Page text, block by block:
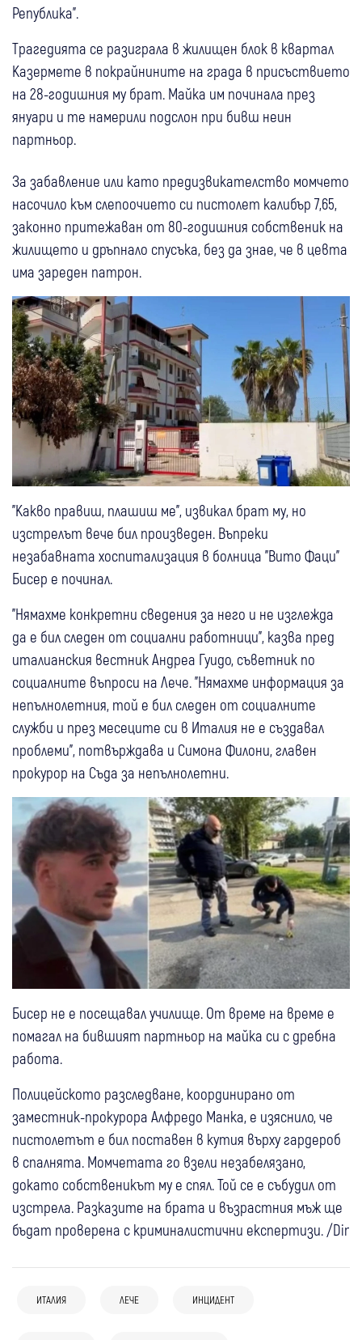
Република".
Трагедията се разиграла в жилищен блок в квартал
Казермете в покрайнините на града в присъствието
на 28-годишния му брат. Майка им починала през
януари и те намерили подслон при бивш неин
партньор.
За забавление или като предизвикателство момчето
насочило към слепоочието си пистолет калибър 7,65,
законно притежаван от 80-годишния собственик на
жилището и дръпнало спусъка, без да знае, че в цевта
има зареден патрон.
"Какво правиш, плашиш ме", извикал брат му, но
изстрелът вече бил произведен. Въпреки
незабавната хоспитализация в болница "Вито Фаци"
Бисер е починал.
"Нямахме конкретни сведения за него и не изглежда
да е бил следен от социални работници", казва пред
италианския вестник Андреа Гуидо, съветник по
социалните въпроси на Лече. "Нямахме информация за
непълнолетния, той е бил следен от социалните
служби и през месеците си в Италия не е създавал
проблеми", потвърждава и Симона Филони, главен
прокурор на Съда за непълнолетни.
Бисер не е посещавал училище. От време на време е
помагал на бившият партньор на майка си с дребна
работа.
Полицейското разследване, координирано от
заместник-прокурора Алфредо Манка, е изяснило, че
пистолетът е бил поставен в кутия върху гардероб
в спалнята. Момчетата го взели незабелязано,
докато собственикът му е спял. Той се е събудил от
изстрела. Разказите на брата и възрастния мъж ще
бъдат проверена с криминалистични експертизи. /Dir
ИТАЛИЯ ЛЕЧЕ ИНЦИДЕНТ